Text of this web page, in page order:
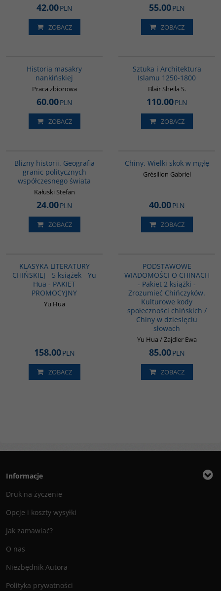
42.00PLN
ZOBACZ
55.00PLN
ZOBACZ
Historia masakry
nankińskiej
Praca zbiorowa
60.00PLN
ZOBACZ
Sztuka i Architektura
Islamu 1250-1800
Blair Sheila S.
110.00PLN
ZOBACZ
Blizny historii. Geografia
granic politycznych
współczesnego świata
Kałuski Stefan
24.00PLN
ZOBACZ
Chiny. Wielki skok w mgłę
Grésillon Gabriel
40.00PLN
ZOBACZ
KLASYKA LITERATURY
CHIŃSKIEJ - 5 książek - Yu
Hua - PAKIET
PROMOCYJNY
Yu Hua
158.00PLN
ZOBACZ
PODSTAWOWE
WIADOMOŚCI O CHINACH
- Pakiet 2 książki -
Zrozumieć Chińczyków.
Kulturowe kody
społeczności chińskich /
Chiny w dziesięciu
słowach
Yu Hua / Zajdler Ewa
85.00PLN
ZOBACZ
Informacje
Druk na życzenie
Opcje i koszty wysyłki
Jak zamawiać?
O nas
Niezbędnik Autora
Polityka prywatności